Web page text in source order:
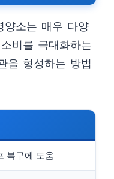
양소는 매우 다양
비를 극대화하는
을 형성하는 방법
복구에 도움